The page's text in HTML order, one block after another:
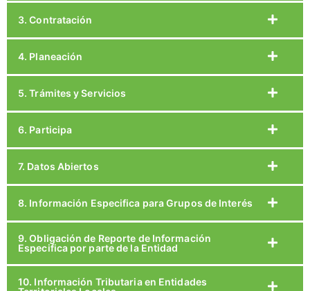
3. Contratación
4. Planeación
5. Trámites y Servicios
6. Participa
7. Datos Abiertos
8. Información Especifica para Grupos de Interés
9. Obligación de Reporte de Información
Especifica por parte de la Entidad
10. Información Tributaria en Entidades